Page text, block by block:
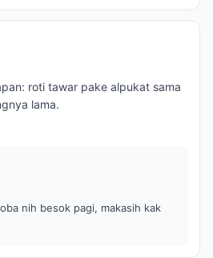
roti tawar pake alpukat sama
lama.
nih besok pagi, makasih kak